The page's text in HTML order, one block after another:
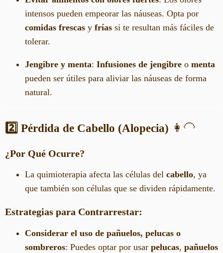
intensos pueden empeorar las náuseas. Opta por
comidas frescas y frías si te resultan más fáciles de
tolerar.
Jengibre y menta: Infusiones de jengibre o menta
pueden ser útiles para aliviar las náuseas de forma
natural.
2️⃣ Pérdida de Cabello (Alopecia) 👩‍🦲
¿Por Qué Ocurre?
La quimioterapia afecta las células del cabello, ya
que también son células que se dividen rápidamente.
Estrategias para Contrarrestar:
Considerar el uso de pañuelos, pelucas o
sombreros: Puedes optar por usar pelucas, pañuelos